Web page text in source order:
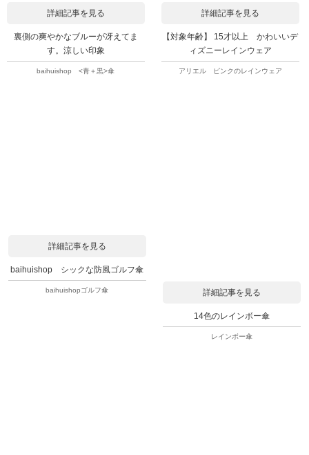
詳細記事を見る
裏側の爽やかなブルーが冴えてま
す。涼しい印象
baihuishop <青＋黒>傘
詳細記事を見る
【対象年齢】 15才以上 かわいいデ
ィズニーレインウェア
アリエル ピンクのレインウェア
詳細記事を見る
baihuishop シックな防風ゴルフ傘
baihuishopゴルフ傘 詳細記事を見る
14色のレインボー傘
レインボー傘